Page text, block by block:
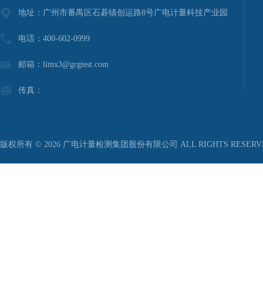
地址：广州市番禺区石碁镇创运路8号广电计量科技产业园
电话：400-602-0999
邮箱：limx3@grgtest.com
传真：
版权所有 © 2026 广电计量检测集团股份有限公司 ALL RIGHTS